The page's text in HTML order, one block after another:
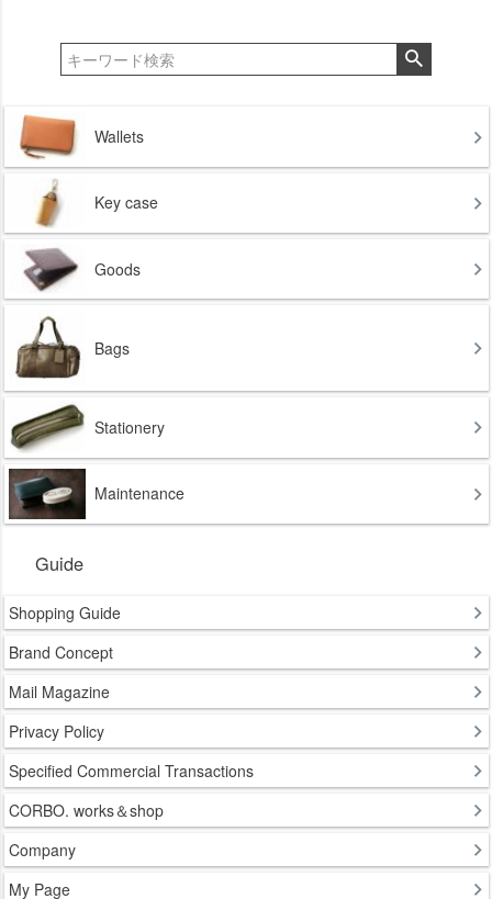
Wallets
Key case
Goods
Bags
Stationery
Maintenance
Guide
Shopping Guide
Brand Concept
Mail Magazine
Privacy Policy
Specified Commercial Transactions
CORBO. works＆shop
Company
My Page